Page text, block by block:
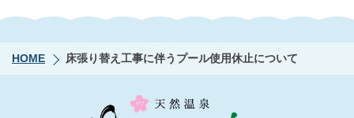
HOME 床張り替え工事に伴うプール使用休止について